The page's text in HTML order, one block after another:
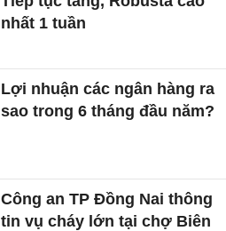
nhất 1 tuần
Lợi nhuận các ngân hàng ra
sao trong 6 tháng đầu năm?
Công an TP Đồng Nai thông
tin vụ cháy lớn tại chợ Biên